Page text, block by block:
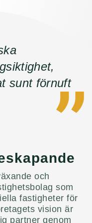
sunt förnuft
och
som
fastigheter för
vision är
partner genom